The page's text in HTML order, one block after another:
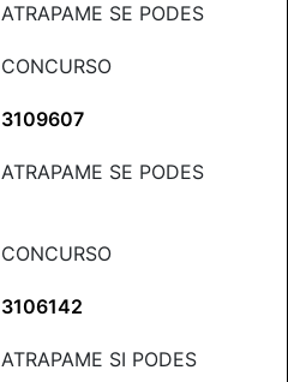
ATRAPAME SE PODES
CONCURSO
3109607
ATRAPAME SE PODES
CONCURSO
3106142
ATRAPAME SI PODES